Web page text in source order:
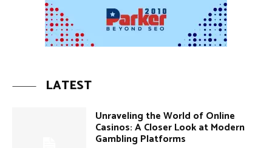
LATEST
Unraveling the World of Online
Casinos: A Closer Look at Modern
Gambling Platforms